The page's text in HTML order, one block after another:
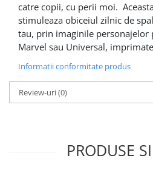
Fertilitate
Teste de sarcina si ovulatie
Altele-Sanatatea cuplului
Suplimente alimentare
Vitamine si minerale
Afectiuni
Afectiuni digestive
catre copii, cu perii moi.
stimuleaza obiceiul zilnic de
tau, prin imaginile personajelor
Marvel sau Universal,
Informatii conformitate produs
Review-uri(0)
PRODUSE